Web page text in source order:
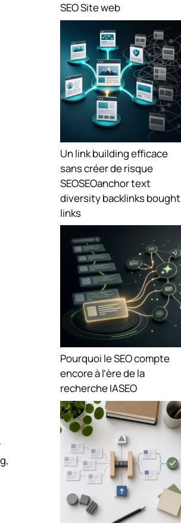
SEOSite web
Un link building efficace
sans créer de risque
SEOSEOanchor text
diversitybacklinksbought
links
Pourquoi le SEO compte
encore à l’ère de la
recherche IASEO